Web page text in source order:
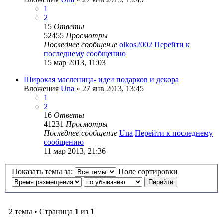
1
2
15 Ответы
52455 Просмотры
Последнее сообщение olkos2002 Перейти к
последнему сообщению
15 мар 2013, 11:03
Широкая масленица- идеи подарков и декора
Вложения Una » 27 янв 2013, 13:45
1
2
16 Ответы
41231 Просмотры
Последнее сообщение Una Перейти к последнему
сообщению
11 мар 2013, 21:36
Показать темы за: Поле сортировки
2 темы • Страница 1 из 1